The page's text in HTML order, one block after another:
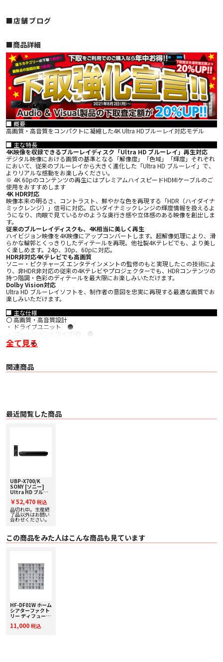
■店舗ブログ
■︎商品詳細
■ 概要
高画質・高音質をコンパクトに凝縮した4K Ultra HDブルーレイ対応モデル
■ 主な特長
4K映像を収録できるブルーレイディスク「Ultra HD ブルーレイ」再生対応
デジタル映像における画質の基準となる「解像度」「色域」「輝度」それぞれ
において、従来のブルーレイから大きく進化した「Ultra HD ブルーレイ」で、
よりリアルな感動をお楽しみください。
※ 4K 60pのコンテンツの再生にはプレミアムハイスピードHDMIケーブルのご
使用をおすすめします
4K HDR対応
映像本来の明るさ、コントラスト、鮮やかな色を再現する「HDR（ハイダイナ
ミックレンジ）」信号に対応。広いダイナミックレンジの輝度情報を扱えるよ
うになり、肉眼で見ているかのような奥行き感や立体感のある映像を創出しま
す。
従来のブルーレイディスクも、4K相当に美しく再生
ハイビジョン映像を4K映像にアップコンバートします。超解像処理により、滑
らかな輪郭とくっきりしたディテールを再現。他社製4Kテレビでも、より美し
く楽しめます。24p、30p、60pに対応。
HDR非対応4Kテレビでも高画質
ソニー・ピクチャーズ エンタテインメントの監修のもと実現したこの技術によ
り、非HDR非対応の従来の4Kテレビやプロジェクターでも、HDRコンテンツの
持つ階調・色彩のディテールを最大限にお楽しみいただけます。
Dolby Vision対応
Ultra HD ブルーレイソフトを、制作者の意図を忠実に再現する最適な画質でお
楽しみいただけます。
■ 主な仕様
〇 高画質・高音質設計
・ ドライブユニット ●
・ プレシジョンドライブHD ●
〇 画質機能
・ 4Kブラビアモード -
・ Deep Color ●
・ 4Kアップコンバート ●(up to 60p)
〇 画質仕様
・ スロー再生 （前/後) ●1
・ コマ送り（前/後) ●2
・ DSEE HX -
・ ドルビーTrue HDデコード ●(7.1ch)
・ DTS-HDマスター・オーディオデコード ●DTS-HD Master Audio デコード
（7.1ch）
・ HDMI
- DTS-HDマスター・オーディオビットストリームアウト ●
- ドルビーTrue HDビットストリームアウト ●
- DTSビットストリームアウト ●
- ドルビーデジタルビットストリームアウト ●
〇 便利機能
・ Video & TV SideView -
・ ブラビアリンク3 ●
・ 高速起動モード4 ●約1秒
・ スクリーンミラーリング - ※ スクリーンミラーリング機能に誤りがあっ
日
・ 自動電源オフ ●
〇 ネットワーク機能5
・ インターネットワイヤレス対応
全て見る
関連商品
最近閲覧した商品
UBP-X700/K
SONY [ソニー]
Ultra HD ブルー
ー 下取り査定額
20%アップ実施
中！
￥52,470 税込
品切れ中。生産終
了品以外はお問い
合わせください。
この商品をみた人はこんな商品も見ています
HF-DF01W ホーム
シアターファクト
リー ディフューザ
ル）
11,000 税込